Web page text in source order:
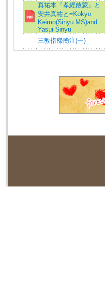
真祐本『孝經啟蒙』と
安井真祐と=Kokyo
Keimo(Sinyu MS)and
Yasui Sinyu
三教指帰簡注(一)